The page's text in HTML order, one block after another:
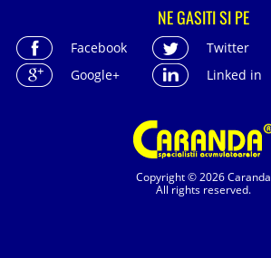
Copyright © 2026 Caranda
All rights reserved.
NE GASITI SI PE
Facebook
Twitter
Google+
Linked in